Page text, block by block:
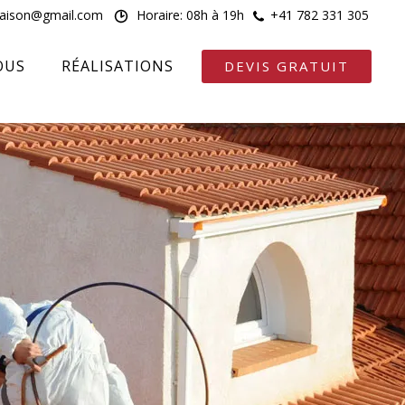
RÉALISATIONS DEVIS GRATUIT
Horaire: 08h à 19h +41 782 331 305